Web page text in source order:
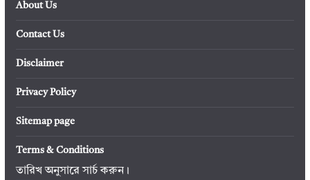
About Us
Contact Us
Disclaimer
Privacy Policy
Sitemap page
Terms & Conditions
তারিখ অনুসারে সার্চ করুন।